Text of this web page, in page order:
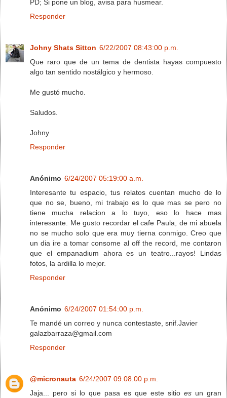
PD; Si pone un blog, avisa para husmear.
Responder
Johny Shats Sitton 6/22/2007 08:43:00 p.m.
Que raro que de un tema de dentista hayas compuesto
algo tan sentido nostálgico y hermoso.
Me gustó mucho.
Saludos.
Johny
Responder
Anónimo 6/24/2007 05:19:00 a.m.
Interesante tu espacio, tus relatos cuentan mucho de lo
que no se, bueno, mi trabajo es lo que mas se pero no
tiene mucha relacion a lo tuyo, eso lo hace mas
interesante. Me gusto recordar el cafe Paula, de mi abuela
no se mucho solo que era muy tierna conmigo. Creo que
un dia ire a tomar consome al off the record, me contaron
que el empanadium ahora es un teatro...rayos! Lindas
fotos, la ardilla lo mejor.
Responder
Anónimo 6/24/2007 01:54:00 p.m.
Te mandé un correo y nunca contestaste, snif.Javier
galazbarraza@gmail.com
Responder
@micronauta 6/24/2007 09:08:00 p.m.
Jaja... pero si lo que pasa es que este sitio es un gran